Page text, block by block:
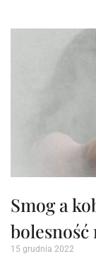
Smog a
bolesność
15 grudnia 2022